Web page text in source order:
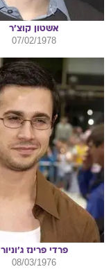
אשטון קוצ'ר
07/02/1978
פרדי פרינז ג'וניור
08/03/1976